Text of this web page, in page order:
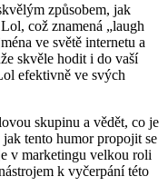
způsobem, jak
což znamená „laugh
ve světě internetu a
skvěle hodit i do vaší
efektivně ve svých
skupinu a vědět, co je
tento humor propojit se
v marketingu velkou roli
k vyčerpání této